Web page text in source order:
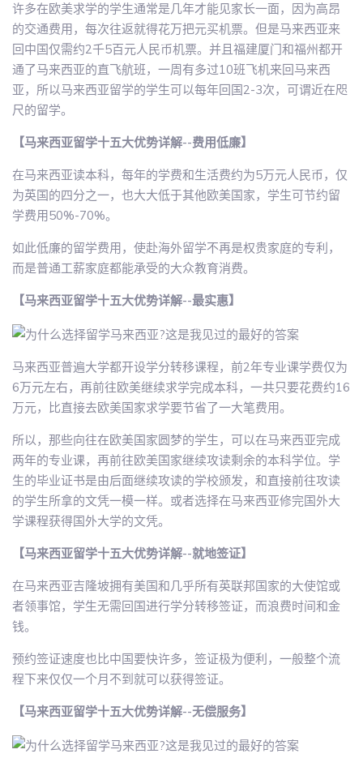
许多在欧美求学的学生通常是几年才能见家长一面，因为高昂
的交通费用，每次往返就得花万把元买机票。但是马来西亚来
回中国仅需约2千5百元人民币机票。并且福建厦门和福州都开
通了马来西亚的直飞航班，一周有多过10班飞机来回马来西
亚，所以马来西亚留学的学生可以每年回国2-3次，可谓近在咫
尺的留学。
【马来西亚留学十五大优势详解--费用低廉】
在马来西亚读本科，每年的学费和生活费约为5万元人民币，仅
为英国的四分之一，也大大低于其他欧美国家，学生可节约留
学费用50%-70%。
如此低廉的留学费用，使赴海外留学不再是权贵家庭的专利，
而是普通工薪家庭都能承受的大众教育消费。
【马来西亚留学十五大优势详解--最实惠】
马来西亚普遍大学都开设学分转移课程，前2年专业课学费仅为
6万元左右，再前往欧美继续求学完成本科，一共只要花费约16
万元，比直接去欧美国家求学要节省了一大笔费用。
所以，那些向往在欧美国家圆梦的学生，可以在马来西亚完成
两年的专业课，再前往欧美国家继续攻读剩余的本科学位。学
生的毕业证书是由后面继续攻读的学校颁发，和直接前往攻读
的学生所拿的文凭一模一样。或者选择在马来西亚修完国外大
学课程获得国外大学的文凭。
【马来西亚留学十五大优势详解--就地签证】
在马来西亚吉隆坡拥有美国和几乎所有英联邦国家的大使馆或
者领事馆，学生无需回国进行学分转移签证，而浪费时间和金
钱。
预约签证速度也比中国要快许多，签证极为便利，一般整个流
程下来仅仅一个月不到就可以获得签证。
【马来西亚留学十五大优势详解--无偿服务】